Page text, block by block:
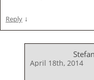
Reply ↓
April 18th, 2014